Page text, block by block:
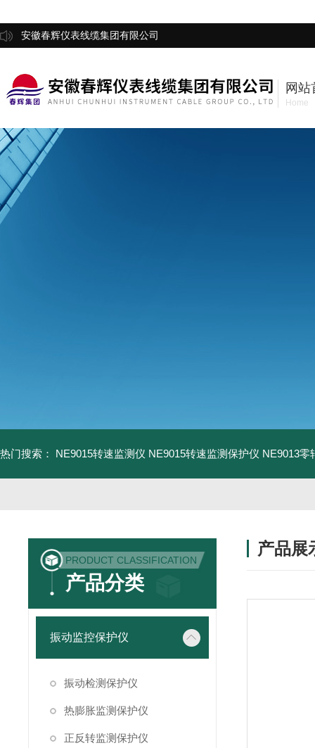
安徽春辉仪表线缆集团有限公司
网站
Home
热门搜索： NE9015转速监测仪 NE9015转速监测保护仪 NE9013零
PRODUCT CLASSIFICATION
产品分类
振动监控保护仪
振动检测保护仪
热膨胀监测保护仪
正反转监测保护仪
产品展